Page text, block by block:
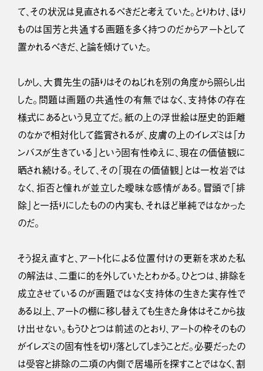
て、その状況は見直されるべきだと考えていた。とりわけ、ほり
ものは国芳と共通する画題を多く持つのだからアートとして
置かれるべきだ、と論を傾けていた。
しかし、大貫先生の語りはそのねじれを別の角度から照らし出
した。問題は画題の共通性の有無ではなく、支持体の存在
様式にあるという見立てだ。紙の上の浮世絵は歴史的距離
のなかで相対化して鑑賞されるが、皮膚の上のイレズミは「カ
ンバスが生きている」という固有性ゆえに、現在の価値観に
晒され続ける。そして、その「現在の価値観」とは一枚岩では
なく、拒否と憧れが並立した曖昧な感情がある。冒頭で「排
除」と一括りにしたものの内実も、それほど単純ではなかった
のだ。
そう捉え直すと、アート化による位置付けの更新を求めた私
の解法は、二重に的を外していたとわかる。ひとつは、排除を
成立させているのが画題ではなく支持体の生きた実存性で
ある以上、アートの棚に移し替えても生きた身体はそこから抜
け出せない。もうひとつは前述のとおり、アートの枠そのもの
がイレズミの固有性を切り落としてしまうことだ。必要だったの
は受容と排除の二項の内側で居場所を探すことではなく、割